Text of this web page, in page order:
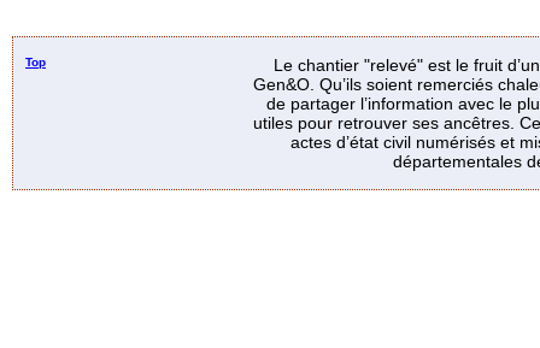
Top
Le chantier "relevé" est le fruit
Gen&O. Qu’ils soient remerciés
de partager l’information avec le
utiles pour retrouver ses ancêtres.
actes d’état civil numérisés et
départementales